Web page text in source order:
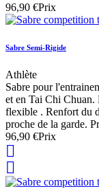
96,90 €Prix
Sabre Semi-Rigide
Athlète
Sabre pour
et en Tai Chi Chuan.
flexible . Renfort du
proche de la garde.
96,90 €Prix

